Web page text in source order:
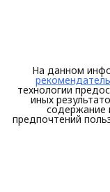
На данном
технологии
иных
содержание
предпочтений